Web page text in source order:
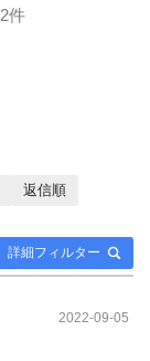
2件
詳細フィルター
返信順
2022-09-05